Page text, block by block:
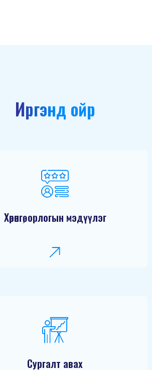
Иргэнд ойр
Хөрөнгө, орлогын мэдүүлэг
Сургалт авах